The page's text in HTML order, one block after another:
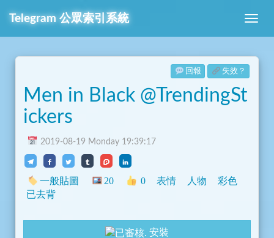
Telegram 公眾索引系統
回報 失效？
Men in Black @TrendingSt
ickers
2019-08-19 Monday 19:39:17
一般貼圖 20 0 表情 人物
彩色
已去背
安裝